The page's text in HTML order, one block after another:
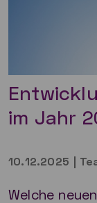
im Jahr
10.12.2025 |
Welche